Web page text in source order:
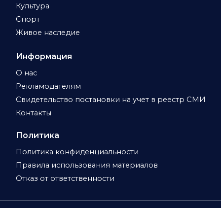
Культура
Спорт
Живое наследие
Информация
О нас
Рекламодателям
Свидетельство постановки на учет в реестр СМИ
Контакты
Политика
Политика конфиденциальности
Правила использования материалов
Отказ от ответственности